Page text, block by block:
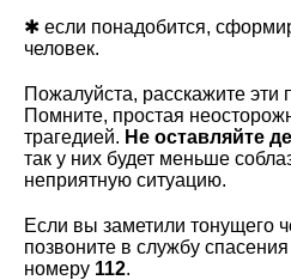
✱ если понадобится,
человек.
Пожалуйста, расскажите эти
Помните, простая
трагедией. Не оставляйте
так у них будет меньше
неприятную ситуацию.
Если вы заметили тонущего
позвоните в службу
номеру 112.